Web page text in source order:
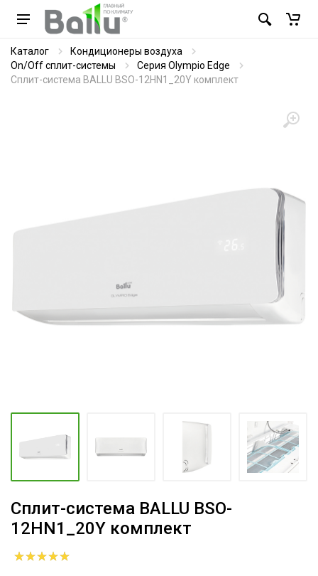
Каталог
Кондиционеры воздуха
On/Off сплит-системы
Серия Olympio Edge
Сплит-система BALLU BSO-12HN1_20Y комплект
Сплит-система BALLU BSO-
12HN1_20Y комплект